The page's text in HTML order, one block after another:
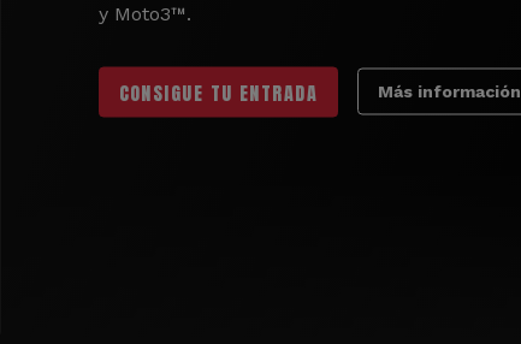
y Moto3™.
CONSIGUE TU ENTRADA Más información